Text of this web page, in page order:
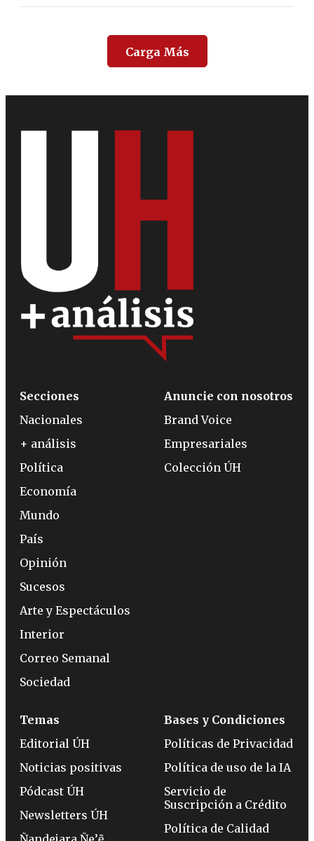
Carga Más
Secciones
Nacionales
+ análisis
Política
Economía
Mundo
País
Opinión
Sucesos
Arte y Espectáculos
Interior
Correo Semanal
Sociedad
Anuncie con nosotros
Brand Voice
Empresariales
Colección ÚH
Temas
Editorial ÚH
Noticias positivas
Pódcast ÚH
Newsletters ÚH
Bases y Condiciones
Políticas de Privacidad
Política de uso de la IA
Servicio de
Suscripción a Crédito
Política de Calidad